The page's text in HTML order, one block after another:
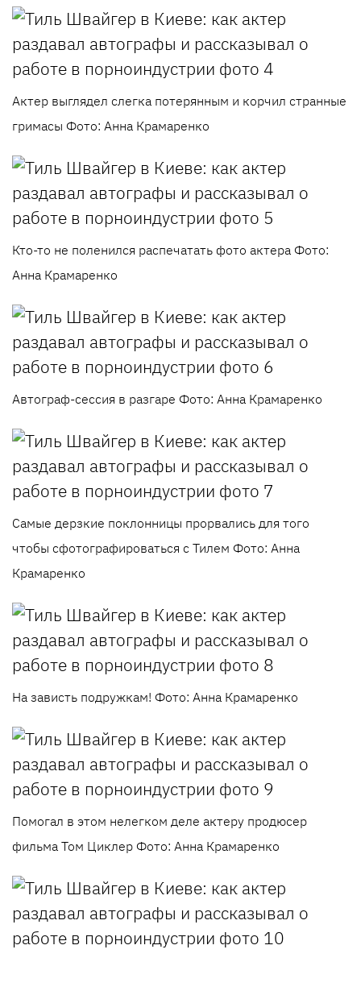
Актер выглядел слегка потерянным и корчил странные
гримасы Фото: Анна Крамаренко
Кто-то не поленился распечатать фото актера Фото:
Анна Крамаренко
Автограф-сессия в разгаре Фото: Анна Крамаренко
Самые дерзкие поклонницы прорвались для того
чтобы сфотографироваться с Тилем Фото: Анна
Крамаренко
На зависть подружкам! Фото: Анна Крамаренко
Помогал в этом нелегком деле актеру продюсер
фильма Том Циклер Фото: Анна Крамаренко